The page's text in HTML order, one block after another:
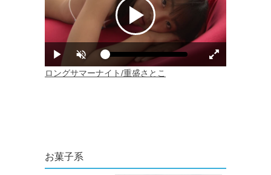
お菓子系